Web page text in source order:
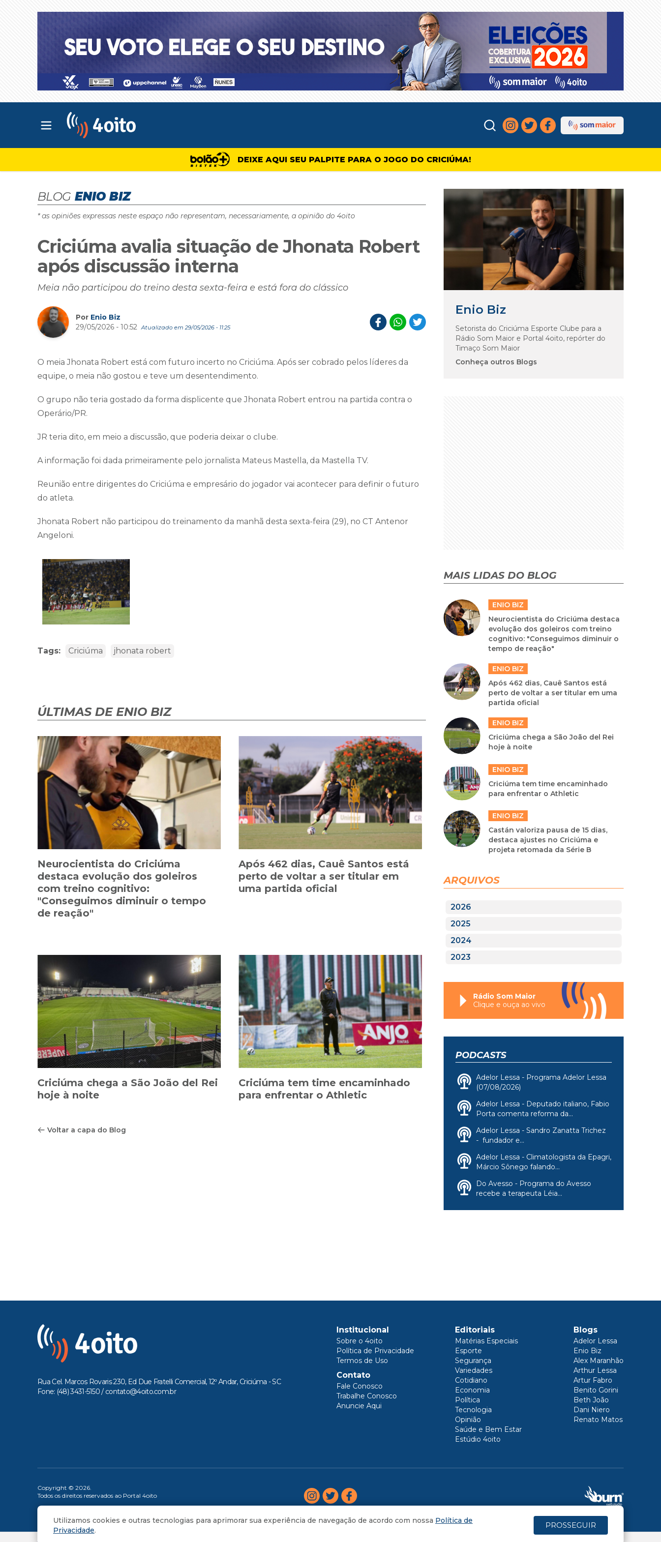
Abrir menu principal
DEIXE AQUI SEU PALPITE PARA O JOGO DO CRICIÚMA!
BLOG ENIO BIZ
* as opiniões expressas neste espaço não representam, necessariamente, a opinião do 4oito
Criciúma avalia situação de Jhonata Robert
após discussão interna
Meia não participou do treino desta sexta-feira e está fora do clássico
Por Enio Biz
29/05/2026 - 10:52 Atualizado em 29/05/2026 - 11:25
O meia Jhonata Robert está com futuro incerto no Criciúma. Após ser cobrado pelos líderes da
equipe, o meia não gostou e teve um desentendimento.
O grupo não teria gostado da forma displicente que Jhonata Robert entrou na partida contra o
Operário/PR.
JR teria dito, em meio a discussão, que poderia deixar o clube.
A informação foi dada primeiramente pelo jornalista Mateus Mastella, da Mastella TV.
Reunião entre dirigentes do Criciúma e empresário do jogador vai acontecer para definir o futuro
do atleta.
Jhonata Robert não participou do treinamento da manhã desta sexta-feira (29), no CT Antenor
Angeloni.
Tags: Criciúma jhonata robert
ÚLTIMAS DE ENIO BIZ
Neurocientista do Criciúma
destaca evolução dos goleiros
com treino cognitivo:
"Conseguimos diminuir o tempo
de reação"
Após 462 dias, Cauê Santos está
perto de voltar a ser titular em
uma partida oficial
Criciúma chega a São João del Rei
hoje à noite
Criciúma tem time encaminhado
para enfrentar o Athletic
Voltar a capa do Blog
Enio Biz
Setorista do Criciúma Esporte Clube para a
Rádio Som Maior e Portal 4oito, repórter do
Timaço Som Maior
Conheça outros Blogs
MAIS LIDAS DO BLOG
ENIO BIZ
Neurocientista do Criciúma destaca
evolução dos goleiros com treino
cognitivo: "Conseguimos diminuir o
tempo de reação"
ENIO BIZ
Após 462 dias, Cauê Santos está
perto de voltar a ser titular em uma
partida oficial
ENIO BIZ
Criciúma chega a São João del Rei
hoje à noite
ENIO BIZ
Criciúma tem time encaminhado
para enfrentar o Athletic
ENIO BIZ
Castán valoriza pausa de 15 dias,
destaca ajustes no Criciúma e
projeta retomada da Série B
ARQUIVOS
2026
2025
2024
2023
Rádio Som Maior
Clique e ouça ao vivo
PODCASTS
Adelor Lessa - Programa Adelor Lessa
(07/08/2026)
Adelor Lessa - Deputado italiano, Fabio
Porta comenta reforma da...
Adelor Lessa - Sandro Zanatta Trichez
- fundador e...
Adelor Lessa - Climatologista da Epagri,
Márcio Sônego falando...
Do Avesso - Programa do Avesso
recebe a terapeuta Léia...
Rua Cel. Marcos Rovaris 230, Ed Due Fratelli Comercial, 12º Andar, Criciúma - SC
Fone: (48) 3431-5150 / contato@4oito.com.br
Institucional
Sobre o 4oito
Política de Privacidade
Termos de Uso
Contato
Fale Conosco
Trabalhe Conosco
Anuncie Aqui
Editoriais
Matérias Especiais
Esporte
Segurança
Variedades
Cotidiano
Economia
Política
Tecnologia
Opinião
Saúde e Bem Estar
Estúdio 4oito
Blogs
Adelor Lessa
Enio Biz
Alex Maranhão
Arthur Lessa
Artur Fabro
Benito Gorini
Beth João
Dani Niero
Renato Matos
Copyright © 2026.
Todos os direitos reservados ao Portal 4oito
Utilizamos cookies e outras tecnologias para aprimorar sua experiência de navegação de acordo com nossa Política de
Privacidade.
PROSSEGUIR